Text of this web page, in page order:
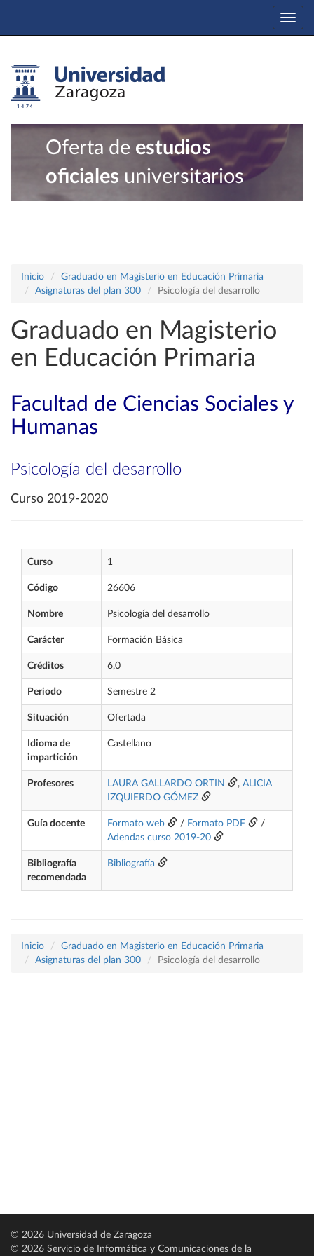
Oferta de estudios
oficiales universitarios
Inicio
Graduado en Magisterio en Educación Primaria
Asignaturas del plan 300
Psicología del desarrollo
Graduado en Magisterio
en Educación Primaria
Facultad de Ciencias Sociales y
Humanas
Psicología del desarrollo
Curso 2019-2020
Curso 1
Código 26606
Nombre Psicología del desarrollo
Carácter Formación Básica
Créditos 6,0
Periodo Semestre 2
Situación Ofertada
Idioma de
impartición
Castellano
Profesores LAURA GALLARDO ORTIN , ALICIA
IZQUIERDO GÓMEZ
Guía docente Formato web / Formato PDF
/
Adendas curso 2019-20
Bibliografía
recomendada
Bibliografía
Inicio
Graduado en Magisterio en Educación Primaria
Asignaturas del plan 300
Psicología del desarrollo
© 2026 Universidad de Zaragoza
© 2026 Servicio de Informática y Comunicaciones de la